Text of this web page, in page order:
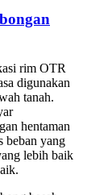
rim OTR
digunakan
tanah.
hentaman
beban yang
lebih baik